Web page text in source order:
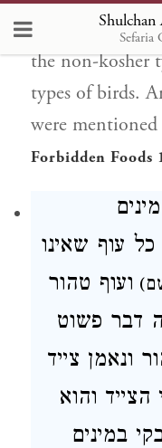
Sefaria
from the Torah,
the non-kosher
types of birds.
were
Forbidden Foods
עוף שאינו
ועוף טהור
דבר פשוט
ונאמן צייד
הצייד והוא
במינים